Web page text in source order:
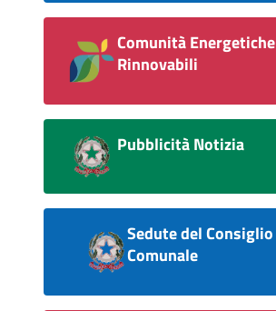
Comunità Energetiche
Rinnovabili
Pubblicità Notizia
Sedute del Consiglio
Comunale